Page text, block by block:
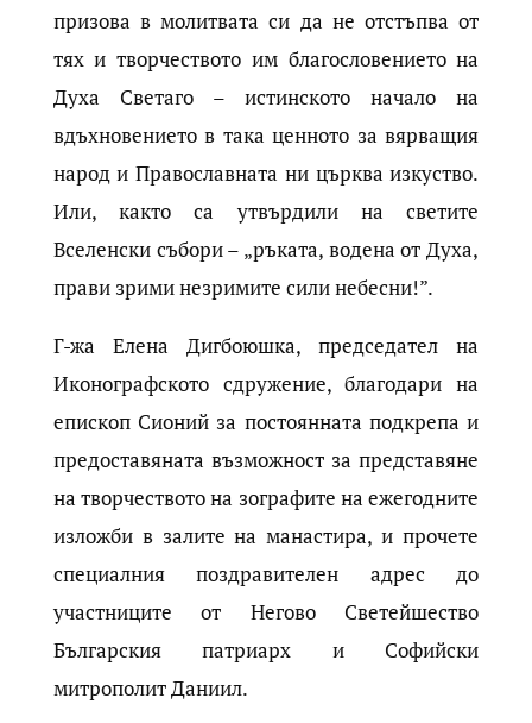
призова в молитвата си да не отстъпва от
тях и творчеството им благословението на
Духа Светаго – истинското начало на
вдъхновението в така ценното за вярващия
народ и Православната ни църква изкуство.
Или, както са утвърдили на светите
Вселенски събори – „ръката, водена от Духа,
прави зрими незримите сили небесни!”.
Г-жа Елена Дигбоюшка, председател на
Иконографското сдружение, благодари на
епископ Сионий за постоянната подкрепа и
предоставяната възможност за представяне
на творчеството на зографите на ежегодните
изложби в залите на манастира, и прочете
специалния поздравителен адрес до
участниците от Негово Светейшество
Българския патриарх и Софийски
митрополит Даниил.